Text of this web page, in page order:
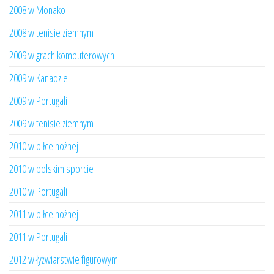
2008 w Monako
2008 w tenisie ziemnym
2009 w grach komputerowych
2009 w Kanadzie
2009 w Portugalii
2009 w tenisie ziemnym
2010 w piłce nożnej
2010 w polskim sporcie
2010 w Portugalii
2011 w piłce nożnej
2011 w Portugalii
2012 w łyżwiarstwie figurowym